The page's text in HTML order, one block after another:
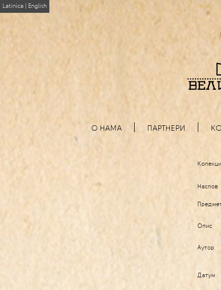
Latinica English
О НАМА ПАРТНЕРИ
Наслов
Опис
Аутор
Датум